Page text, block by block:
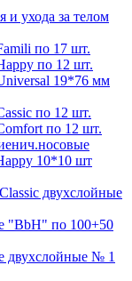
и ухода за телом
по 17 шт.
по 12 шт.
19*76 мм
по 12 шт.
по 12 шт.
10*10 шт
двухслойные
"BbH" по 100+50
двухслойные № 1